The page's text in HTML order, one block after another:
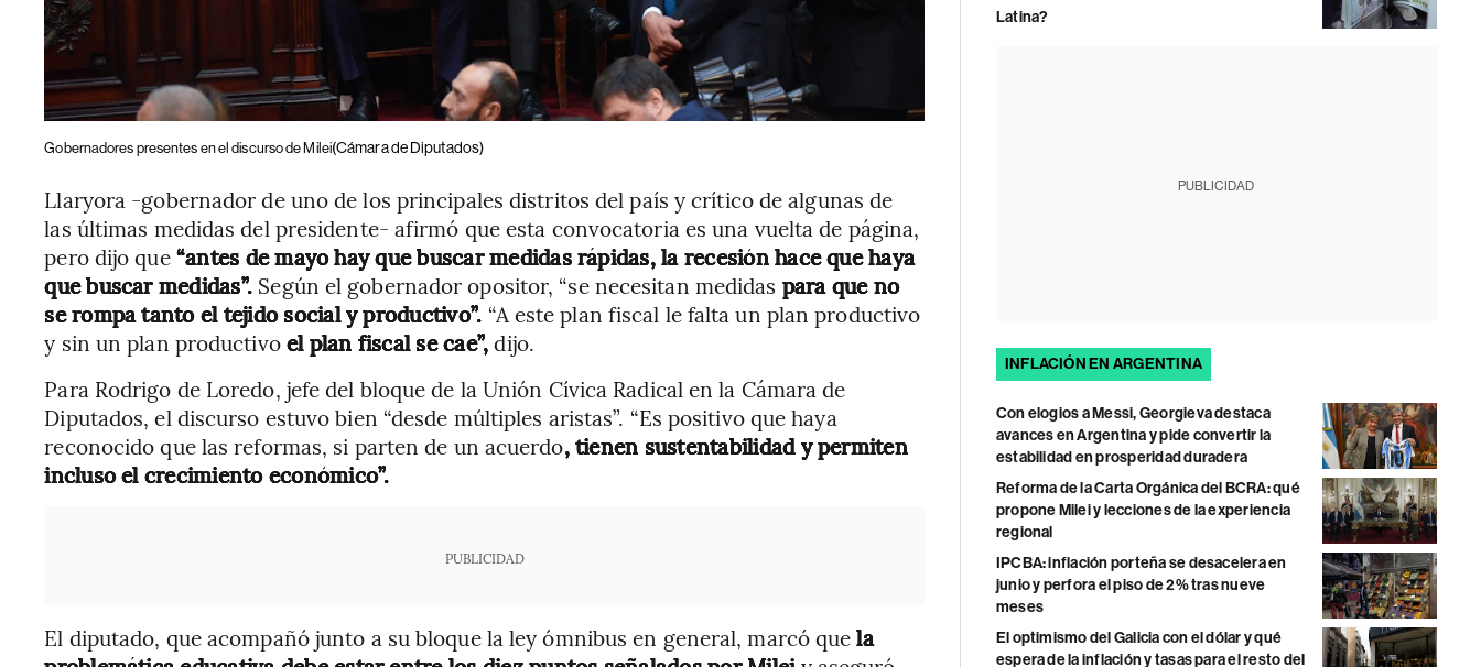
Gobernadores presentes en el discurso de Milei(Cámara de Diputados)
Llaryora -gobernador de uno de los principales distritos del país y crítico de algunas de
las últimas medidas del presidente- afirmó que esta convocatoria es una vuelta de página,
pero dijo que“antes de mayo hay que buscar medidas rápidas, la recesión hace que haya
que buscar medidas”. Según el gobernador opositor, “se necesitan medidas para que no
se rompa tanto el tejido social y productivo”. “A este plan fiscal le falta un plan productivo
y sin un plan productivoel plan fiscal se cae”,dijo.
Para Rodrigo de Loredo, jefe del bloque de la Unión Cívica Radical en la Cámara de
Diputados, el discurso estuvo bien “desde múltiples aristas”. “Es positivo que haya
reconocido que las reformas, si parten de un acuerdo, tienen sustentabilidad y permiten
incluso el crecimiento económico”.
PUBLICIDAD
El diputado, que acompañó junto a su bloque la ley ómnibus en general, marcó quela
Latina?
PUBLICIDAD
INFLACIÓN EN ARGENTINA
Con elogios a Messi, Georgieva destaca
avances en Argentina y pide convertir la
estabilidad en prosperidad duradera
Reforma de la Carta Orgánica del BCRA: qué
propone Milei y lecciones de la experiencia
regional
IPCBA: inflación porteña se desacelera en
junio y perfora el piso de 2% tras nueve
meses
El optimismo del Galicia con el dólar y qué
espera de la inflación y tasas para el resto del